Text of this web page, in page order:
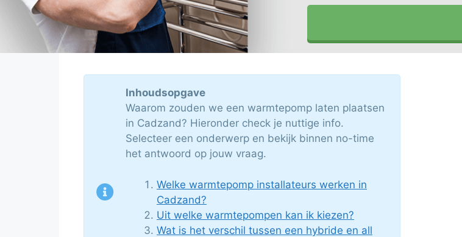
Inhoudsopgave
Waarom zouden we een warmtepomp laten plaatsen
in Cadzand? Hieronder check je nuttige info.
Selecteer een onderwerp en bekijk binnen no-time
het antwoord op jouw vraag.
Welke warmtepomp installateurs werken in
Cadzand?
Uit welke warmtepompen kan ik kiezen?
Wat is het verschil tussen een hybride en all